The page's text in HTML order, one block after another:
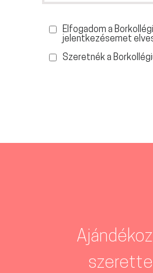
Elfogadom a
jelentkezésemet
Szeretnék a